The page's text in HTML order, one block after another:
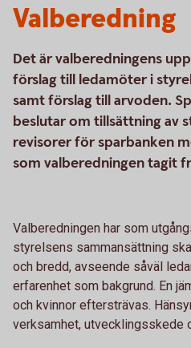
Valberedning
Det är valberedningens
förslag till ledamöter i
samt förslag till arvoden.
beslutar om tillsättning av
revisorer för sparbanken
som valberedningen tagit
Valberedningen har som
styrelsens sammansättning
och bredd, avseende såväl
erfarenhet som bakgrund. En
och kvinnor eftersträvas.
verksamhet, utvecklingsskede